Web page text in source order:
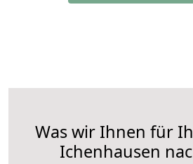
Was wir Ihnen für
Ichenhausen